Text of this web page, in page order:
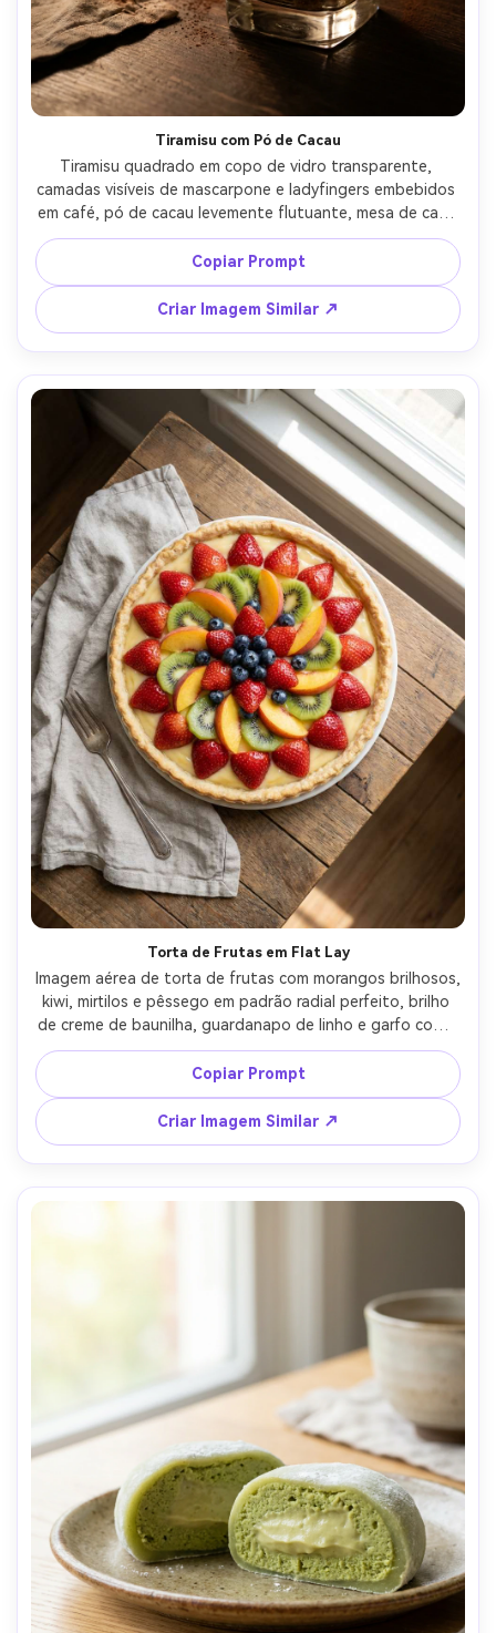
Tiramisu com Pó de Cacau
Tiramisu quadrado em copo de vidro transparente,
camadas visíveis de mascarpone e ladyfingers embebidos
em café, pó de cacau levemente flutuante, mesa de café
com xícara de expresso desfocada ao fundo, luz quente
tungsten, fotografado com Leica SL2, 75mm, f/1.8,
profundidade de campo pequena, fotorrealista e
cinematográfico --ar 4:5
Copiar Prompt
Criar Imagem Similar ↗
Torta de Frutas em Flat Lay
Imagem aérea de torta de frutas com morangos brilhosos,
kiwi, mirtilos e pêssego em padrão radial perfeito, brilho
de creme de baunilha, guardanapo de linho e garfo como
acessórios, luz natural brilhante com sombras suaves,
fotografado com Sony A7R V, 35mm, f/5.6, estilo editorial
de comida limpo, alta resolução fotorrealista --ar 4:5
Copiar Prompt
Criar Imagem Similar ↗
Crie imagens com
IA sem limites.
100% grátis!
Comece Grátis →